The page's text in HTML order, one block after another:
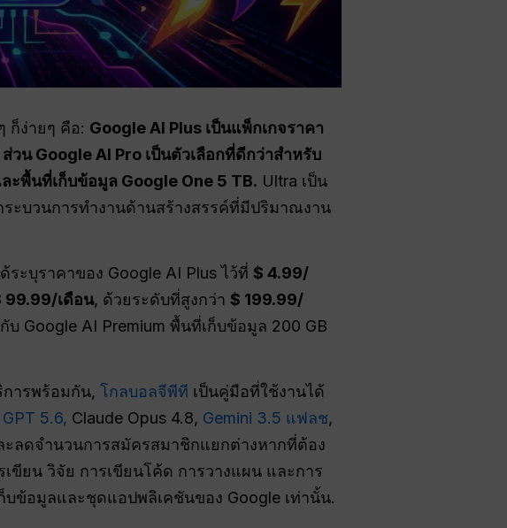
ก็ง่ายๆ คือ: Google AI Plus เป็นแพ็กเกจราคา
วน Google AI Pro เป็นตัวเลือกที่ดีกว่าสำหรับ
ะพื้นที่เก็บข้อมูล Google One 5 TB. Ultra เป็น
ะบวนการทำงานด้านสร้างสรรค์ที่มีปริมาณงาน
ะบุราคาของ Google AI Plus ไว้ที่ $ 4.99/
99.99/เดือน, ด้วยระดับที่สูงกว่า $ 199.99/
Google AI Premium พื้นที่เก็บข้อมูล 200 GB
ารพร้อมกัน, โกลบอลจีพีที เป็นคู่มือที่ใช้งานได้
5.6, Claude Opus 4.8, Gemini 3.5 แฟลช,
ะลดจำนวนการสมัครสมาชิกแยกต่างหากที่ต้อง
ขียน วิจัย การเขียนโค้ด การวางแผน และการ
ข้อมูลและชุดแอปพลิเคชันของ Google เท่านั้น.